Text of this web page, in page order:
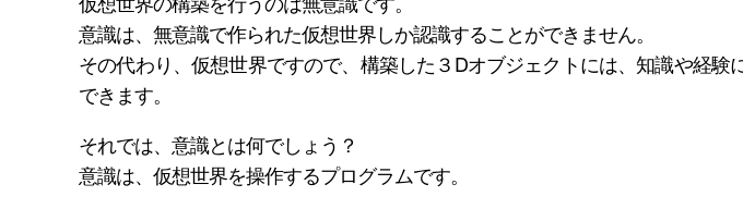
意識は、無意識で作られた仮想世界しか認識することができません。
その代わり、仮想世界ですので、構築した３Dオブジェクトには、知識や経験
できます。
それでは、意識とは何でしょう？
意識は、仮想世界を操作するプログラムです。